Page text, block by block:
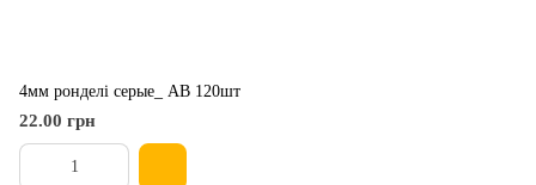
4мм ронделі серые_ AB 120шт
22.00 грн